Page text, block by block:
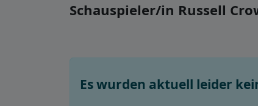
Schauspieler/in Russell
Es wurden aktuell leider